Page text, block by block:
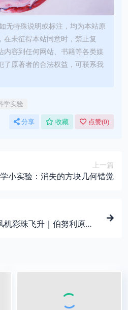
无特殊说明或标注，均为本站原
在未征得本站同意时，禁止复
内容到任何网站、书籍等各类媒
了原著者的合法权益，可联系我
学实验
分享 收藏 点赞(0)
上一篇
小实验：消失的方块几何错觉
彩珠飞升｜伯努利原理